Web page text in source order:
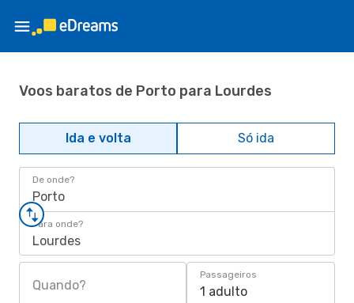
Voos baratos de Porto para Lourdes
Ida e volta Só ida
De onde?
Porto
Para onde?
Lourdes
Quando?
Passageiros
1 adulto